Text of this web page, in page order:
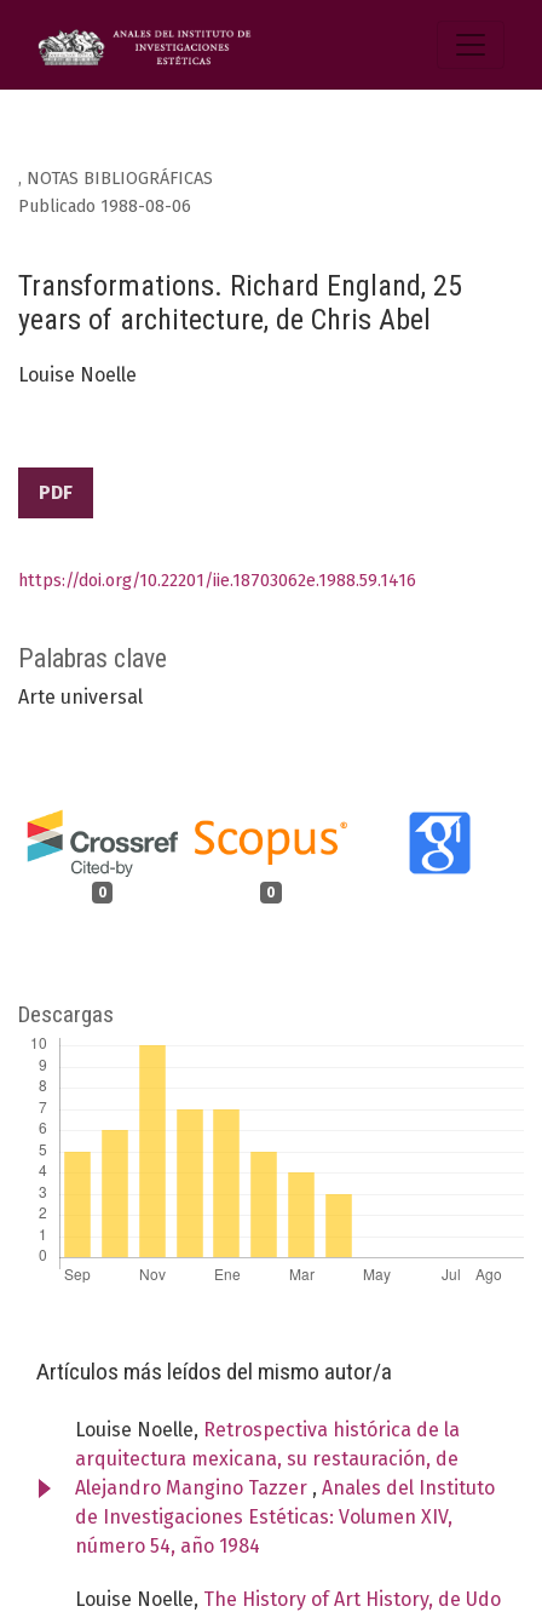
, NOTAS BIBLIOGRÁFICAS
Transformations. Richard England, 25
years of architecture, de Chris Abel
Publicado 1988-08-06
Louise Noelle
PDF
Palabras clave
Arte universal
0 0
https://doi.org/10.22201/iie.18703062e.1988.59.1416
Descargas
Artículos más leídos del mismo autor/a
Louise Noelle, Retrospectiva histórica de la
arquitectura mexicana, su restauración, de
Alejandro Mangino Tazzer , Anales del Instituto
de Investigaciones Estéticas: Volumen XIV,
número 54, año 1984
Louise Noelle, The History of Art History, de Udo